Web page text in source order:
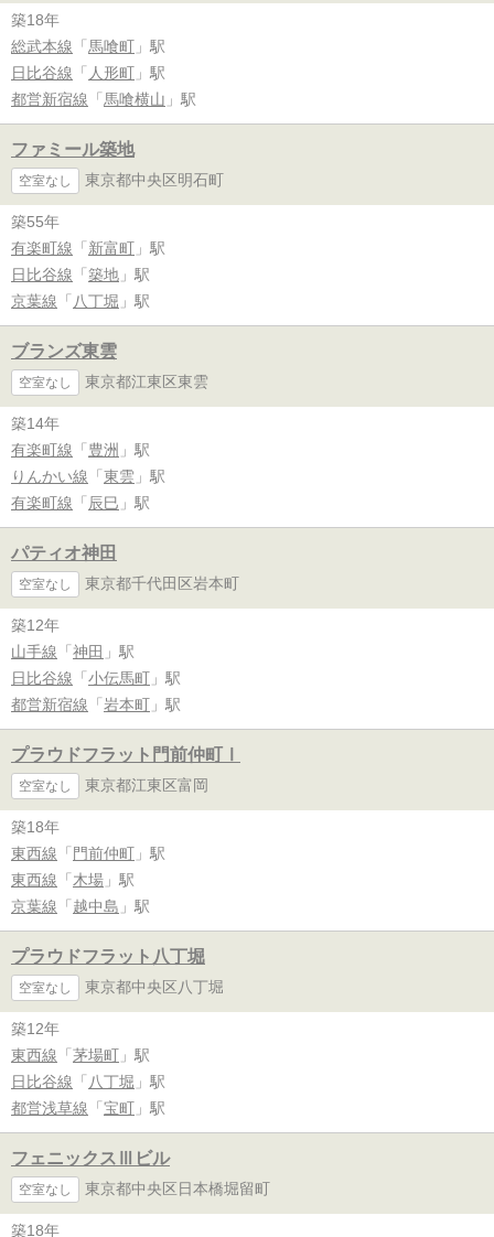
築18年
総武本線 「 馬喰町 」駅
日比谷線 「 人形町 」駅
都営新宿線 「 馬喰横山 」駅
ファミール築地
空室なし 東京都中央区明石町
築55年
有楽町線 「 新富町 」駅
日比谷線 「 築地 」駅
京葉線 「 八丁堀 」駅
ブランズ東雲
空室なし 東京都江東区東雲
築14年
有楽町線 「 豊洲 」駅
りんかい線 「 東雲 」駅
有楽町線 「 辰巳 」駅
パティオ神田
空室なし 東京都千代田区岩本町
築12年
山手線 「 神田 」駅
日比谷線 「 小伝馬町 」駅
都営新宿線 「 岩本町 」駅
プラウドフラット門前仲町Ⅰ
空室なし 東京都江東区富岡
築18年
東西線 「 門前仲町 」駅
東西線 「 木場 」駅
京葉線 「 越中島 」駅
プラウドフラット八丁堀
空室なし 東京都中央区八丁堀
築12年
東西線 「 茅場町 」駅
日比谷線 「 八丁堀 」駅
都営浅草線 「 宝町 」駅
フェニックスⅢビル
空室なし 東京都中央区日本橋堀留町
築18年